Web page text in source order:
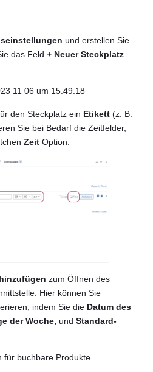
und erstellen Sie
das Feld + Neuer Steckplatz
den Steckplatz ein Etikett (z. B.
Sie bei Bedarf die Zeitfelder,
Zeit Option.
zum Öffnen des
Hier können Sie
indem Sie die Datum des
der Woche, und Standard-